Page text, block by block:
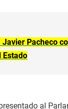
Javier Pacheco
Estado
al